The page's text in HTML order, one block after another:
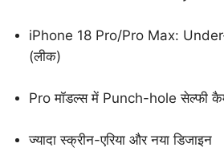
iPhone 18 Pro/Pro Max:
(लीक)
Pro मॉडल्स में Punch-hole सेल्फी
ज्यादा स्क्रीन-एरिया और नया डिजाइन